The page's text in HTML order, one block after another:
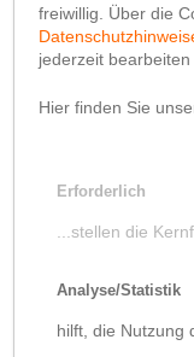
Aktuelles
Der
startet…